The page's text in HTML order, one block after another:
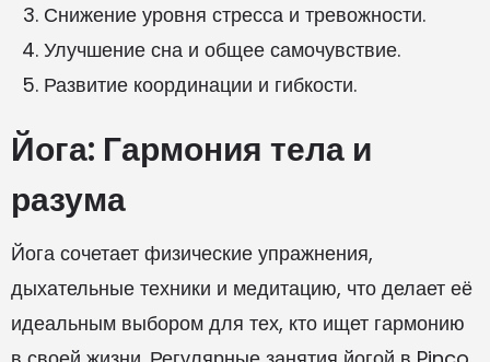
Снижение уровня стресса и тревожности.
Улучшение сна и общее самочувствие.
Развитие координации и гибкости.
Йога: Гармония тела и
разума
Йога сочетает физические упражнения,
дыхательные техники и медитацию, что делает её
идеальным выбором для тех, кто ищет гармонию